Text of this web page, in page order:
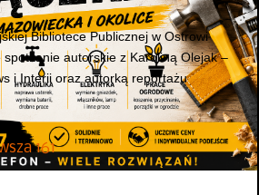
Bibliotece Publicznej w Ostrowi
spotkanie autorskie z Karoliną Olejak –
i Interii oraz autorką reportażu
161